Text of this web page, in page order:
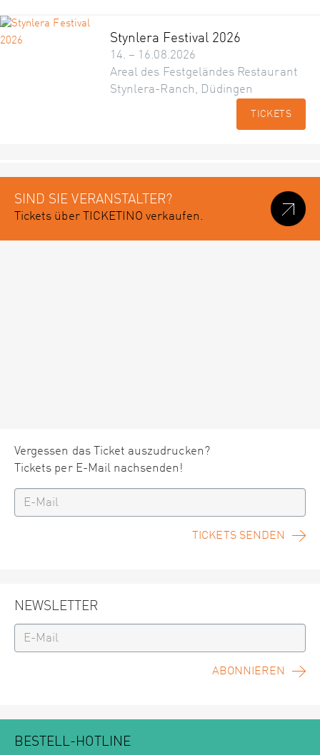
Stynlera Festival 2026
14. – 16.08.2026
Areal des Festgeländes Restaurant
Stynlera-Ranch, Düdingen
TICKETS
SIND SIE VERANSTALTER?
Tickets über TICKETINO verkaufen.
Vergessen das Ticket auszudrucken?
Tickets per E-Mail nachsenden!
TICKETS SENDEN
NEWSLETTER
ABONNIEREN
BESTELL-HOTLINE